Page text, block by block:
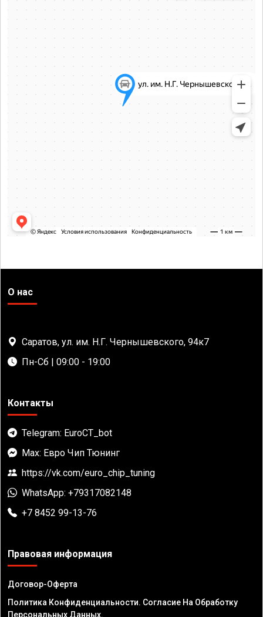
О нас
Саратов, ул. им. Н.Г. Чернышевского, 94к7
Пн-Сб | 09:00 - 19:00
Контакты
Telegram: EuroCT_bot
Max: Евро Чип Тюнинг
https://vk.com/euro_chip_tuning
WhatsApp: +79317082148
+7 8452 99-13-76
Правовая информация
Договор-Оферта
Политика Конфиденциальности. Согласие На Обработку
Персональных Данных.